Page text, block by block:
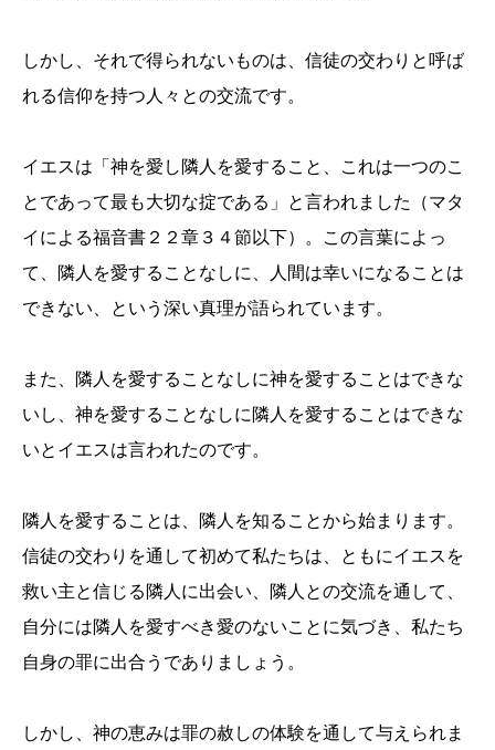
しかし、それで得られないものは、信徒の交わりと呼ば
れる信仰を持つ人々との交流です。
イエスは「神を愛し隣人を愛すること、これは一つのこ
とであって最も大切な掟である」と言われました（マタ
イによる福音書２２章３４節以下）。この言葉によっ
て、隣人を愛することなしに、人間は幸いになることは
できない、という深い真理が語られています。
また、隣人を愛することなしに神を愛することはできな
いし、神を愛することなしに隣人を愛することはできな
いとイエスは言われたのです。
隣人を愛することは、隣人を知ることから始まります。
信徒の交わりを通して初めて私たちは、ともにイエスを
救い主と信じる隣人に出会い、隣人との交流を通して、
自分には隣人を愛すべき愛のないことに気づき、私たち
自身の罪に出合うでありましょう。
しかし、神の恵みは罪の赦しの体験を通して与えられま